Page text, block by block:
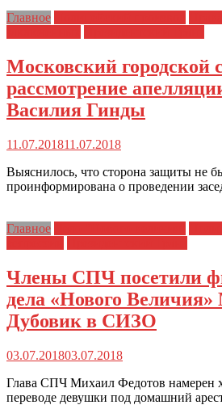
Главное
Московский городской
рассмотрение
Василия Гинды
11.07.201811.07.2018
Выяснилось, что сторона защиты не
проинформирована о проведении
Главное
Члены СПЧ посетили
дела «Нового
Дубовик в СИЗО
03.07.201803.07.2018
Глава СПЧ Михаил Федотов намерен
переводе девушки под домашний